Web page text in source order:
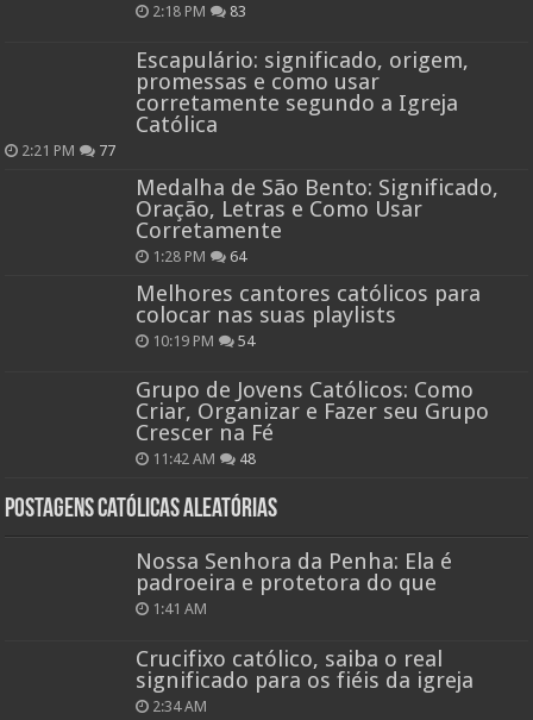
2:18 PM 83
Escapulário: significado, origem,
promessas e como usar
corretamente segundo a Igreja
Católica
2:21 PM 77
Medalha de São Bento: Significado,
Oração, Letras e Como Usar
Corretamente
1:28 PM 64
Melhores cantores católicos para
colocar nas suas playlists
10:19 PM 54
Grupo de Jovens Católicos: Como
Criar, Organizar e Fazer seu Grupo
Crescer na Fé
11:42 AM 48
Postagens católicas aleatórias
Nossa Senhora da Penha: Ela é
padroeira e protetora do que
1:41 AM
Crucifixo católico, saiba o real
significado para os fiéis da igreja
2:34 AM